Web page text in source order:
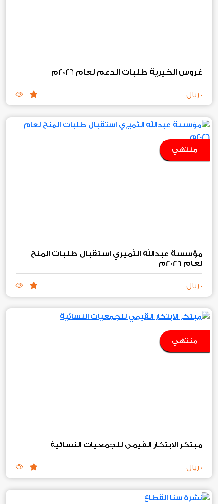
غروس الخيرية طلبات الدعم لعام 2026م
0 ريال
منتهي
مؤسسة عبدالله الثميري استقبال طلبات المنح
لعام 2026م
0 ريال
منتهي
مبتكر الابتكار القيمي للجمعيات النسائية
0 ريال